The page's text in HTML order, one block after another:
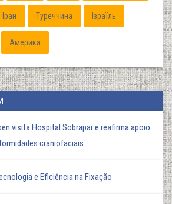
Іран Туреччина Ізраїль
Америка
visita Hospital Sobrapar e reafirma apoio
craniofaciais
e Eficiência na Fixação